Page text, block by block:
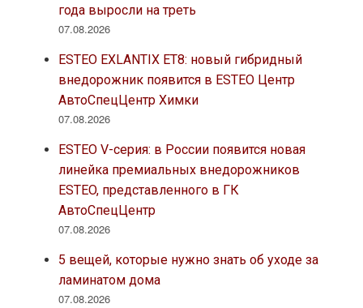
года выросли на треть
07.08.2026
ESTEO EXLANTIX ET8: новый гибридный
внедорожник появится в ESTEO Центр
АвтоСпецЦентр Химки
07.08.2026
ESTEO V-серия: в России появится новая
линейка премиальных внедорожников
ESTEO, представленного в ГК
АвтоСпецЦентр
07.08.2026
5 вещей, которые нужно знать об уходе за
ламинатом дома
07.08.2026